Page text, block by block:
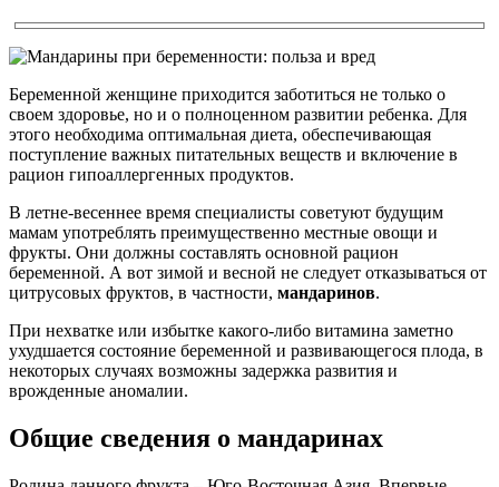
Беременной женщине приходится заботиться не только о
своем здоровье, но и о полноценном развитии ребенка. Для
этого необходима оптимальная диета, обеспечивающая
поступление важных питательных веществ и включение в
рацион гипоаллергенных продуктов.
В летне-весеннее время специалисты советуют будущим
мамам употреблять преимущественно местные овощи и
фрукты. Они должны составлять основной рацион
беременной. А вот зимой и весной не следует отказываться от
цитрусовых фруктов, в частности, мандаринов.
При нехватке или избытке какого-либо витамина заметно
ухудшается состояние беременной и развивающегося плода, в
некоторых случаях возможны задержка развития и
врожденные аномалии.
Общие сведения о мандаринах